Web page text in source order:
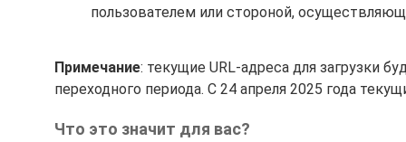
пользователем или стороной,
Примечание: текущие URL-адреса для загрузки
переходного периода. С 24 апреля 2025 года
Что это значит для вас?